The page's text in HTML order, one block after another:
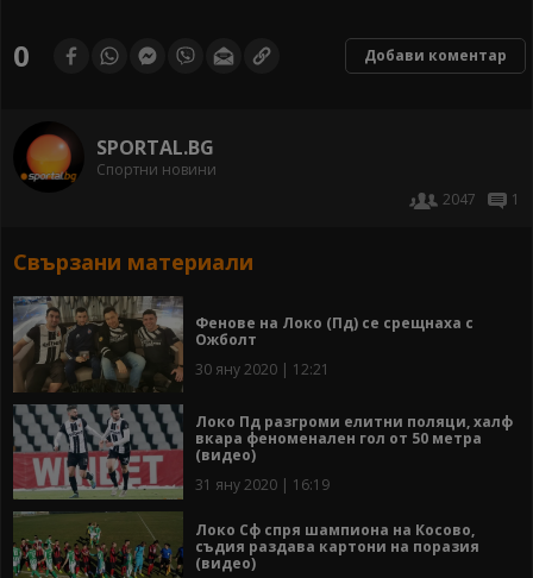
0 Добави коментар
SPORTAL.BG
Спортни новини
2047
1
Свързани материали
Фенове на Локо (Пд) се срещнаха с
Ожболт
30 яну 2020 | 12:21
Локо Пд разгроми елитни поляци, халф
вкара феноменален гол от 50 метра
(видео)
31 яну 2020 | 16:19
Локо Сф спря шампиона на Косово,
съдия раздава картони на поразия
(видео)